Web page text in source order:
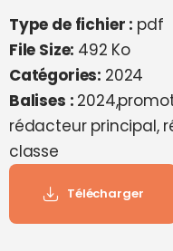
Type de fichier : pdf
File Size: 492 Ko
Catégories: 2024
Balises :
rédacteur principal,
classe
Télécharger